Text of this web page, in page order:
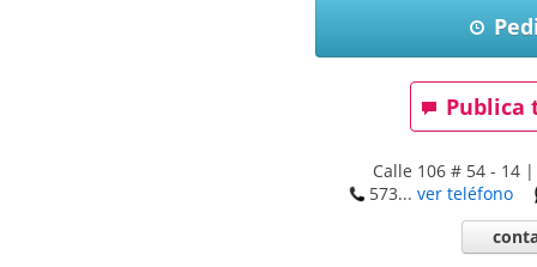
Publica
Calle 106 # 54 - 14
573... ver teléfono